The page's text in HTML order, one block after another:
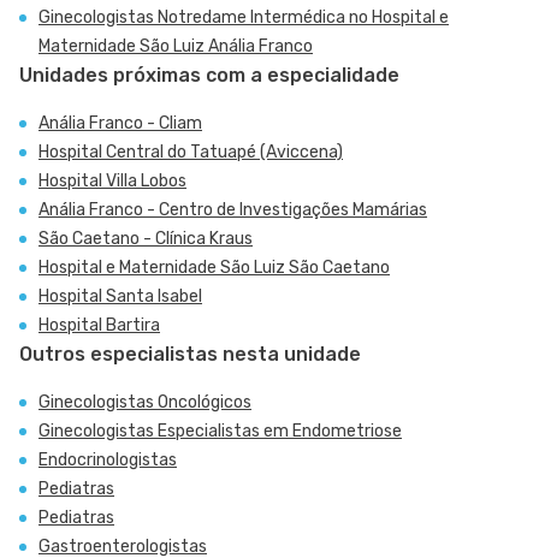
Ginecologistas Notredame Intermédica no Hospital e
Maternidade São Luiz Anália Franco
Unidades próximas com a especialidade
Anália Franco - Cliam
Hospital Central do Tatuapé (Aviccena)
Hospital Villa Lobos
Anália Franco - Centro de Investigações Mamárias
São Caetano - Clínica Kraus
Hospital e Maternidade São Luiz São Caetano
Hospital Santa Isabel
Hospital Bartira
Outros especialistas nesta unidade
Ginecologistas Oncológicos
Ginecologistas Especialistas em Endometriose
Endocrinologistas
Pediatras
Pediatras
Gastroenterologistas